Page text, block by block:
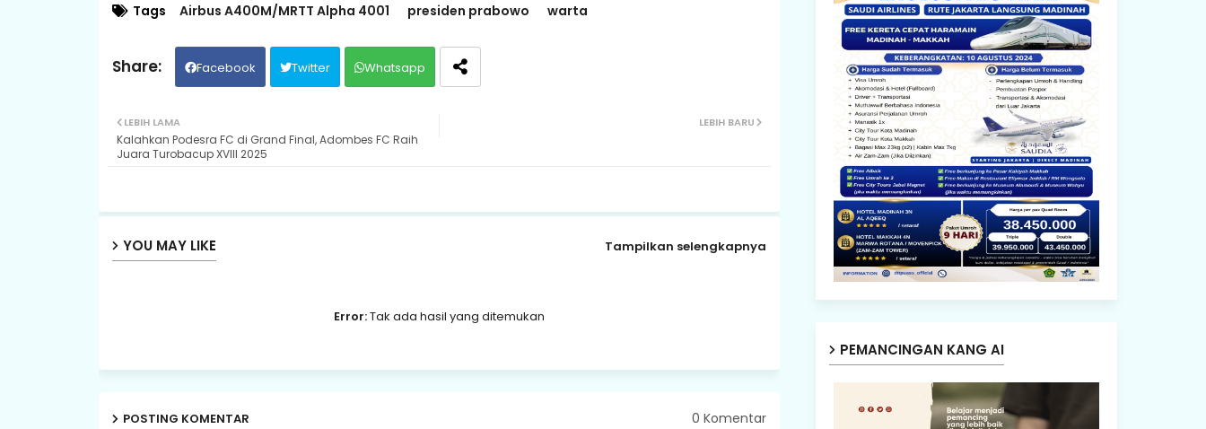
Tags Airbus A400M/MRTT Alpha 4001 presiden prabowo warta
Facebook Twitter Whatsapp
LEBIH BARU
LEBIH LAMA
Kalahkan Podesra FC di Grand Final, Adombes FC Raih
Juara Turobacup XVIII 2025
YOU MAY LIKE Tampilkan selengkapnya
Error:Tak ada hasil yang ditemukan
POSTING KOMENTAR 0 Komentar
PEMANCINGAN KANG AI